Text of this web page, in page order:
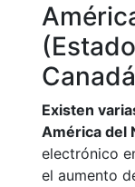
Existen
América del
electrónico
el aumento